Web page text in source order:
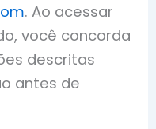
. Ao acessar
você concorda
descritas
antes de